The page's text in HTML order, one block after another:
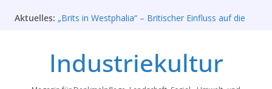
Inhalt
Aktuelles: „Brits in Westphalia“ – Britischer Einfluss auf die
werden – Erfolgreiche Demo am 1. August 2026
Prof. Dr. Rainer Slotta (1.5.1946-16.6.2026)
Industriekultur